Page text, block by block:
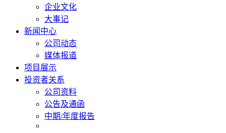
企业文化
大事记
新闻中心
公司动态
媒体报道
项目展示
投资者关系
公司资料
公告及通函
中期/年度报告